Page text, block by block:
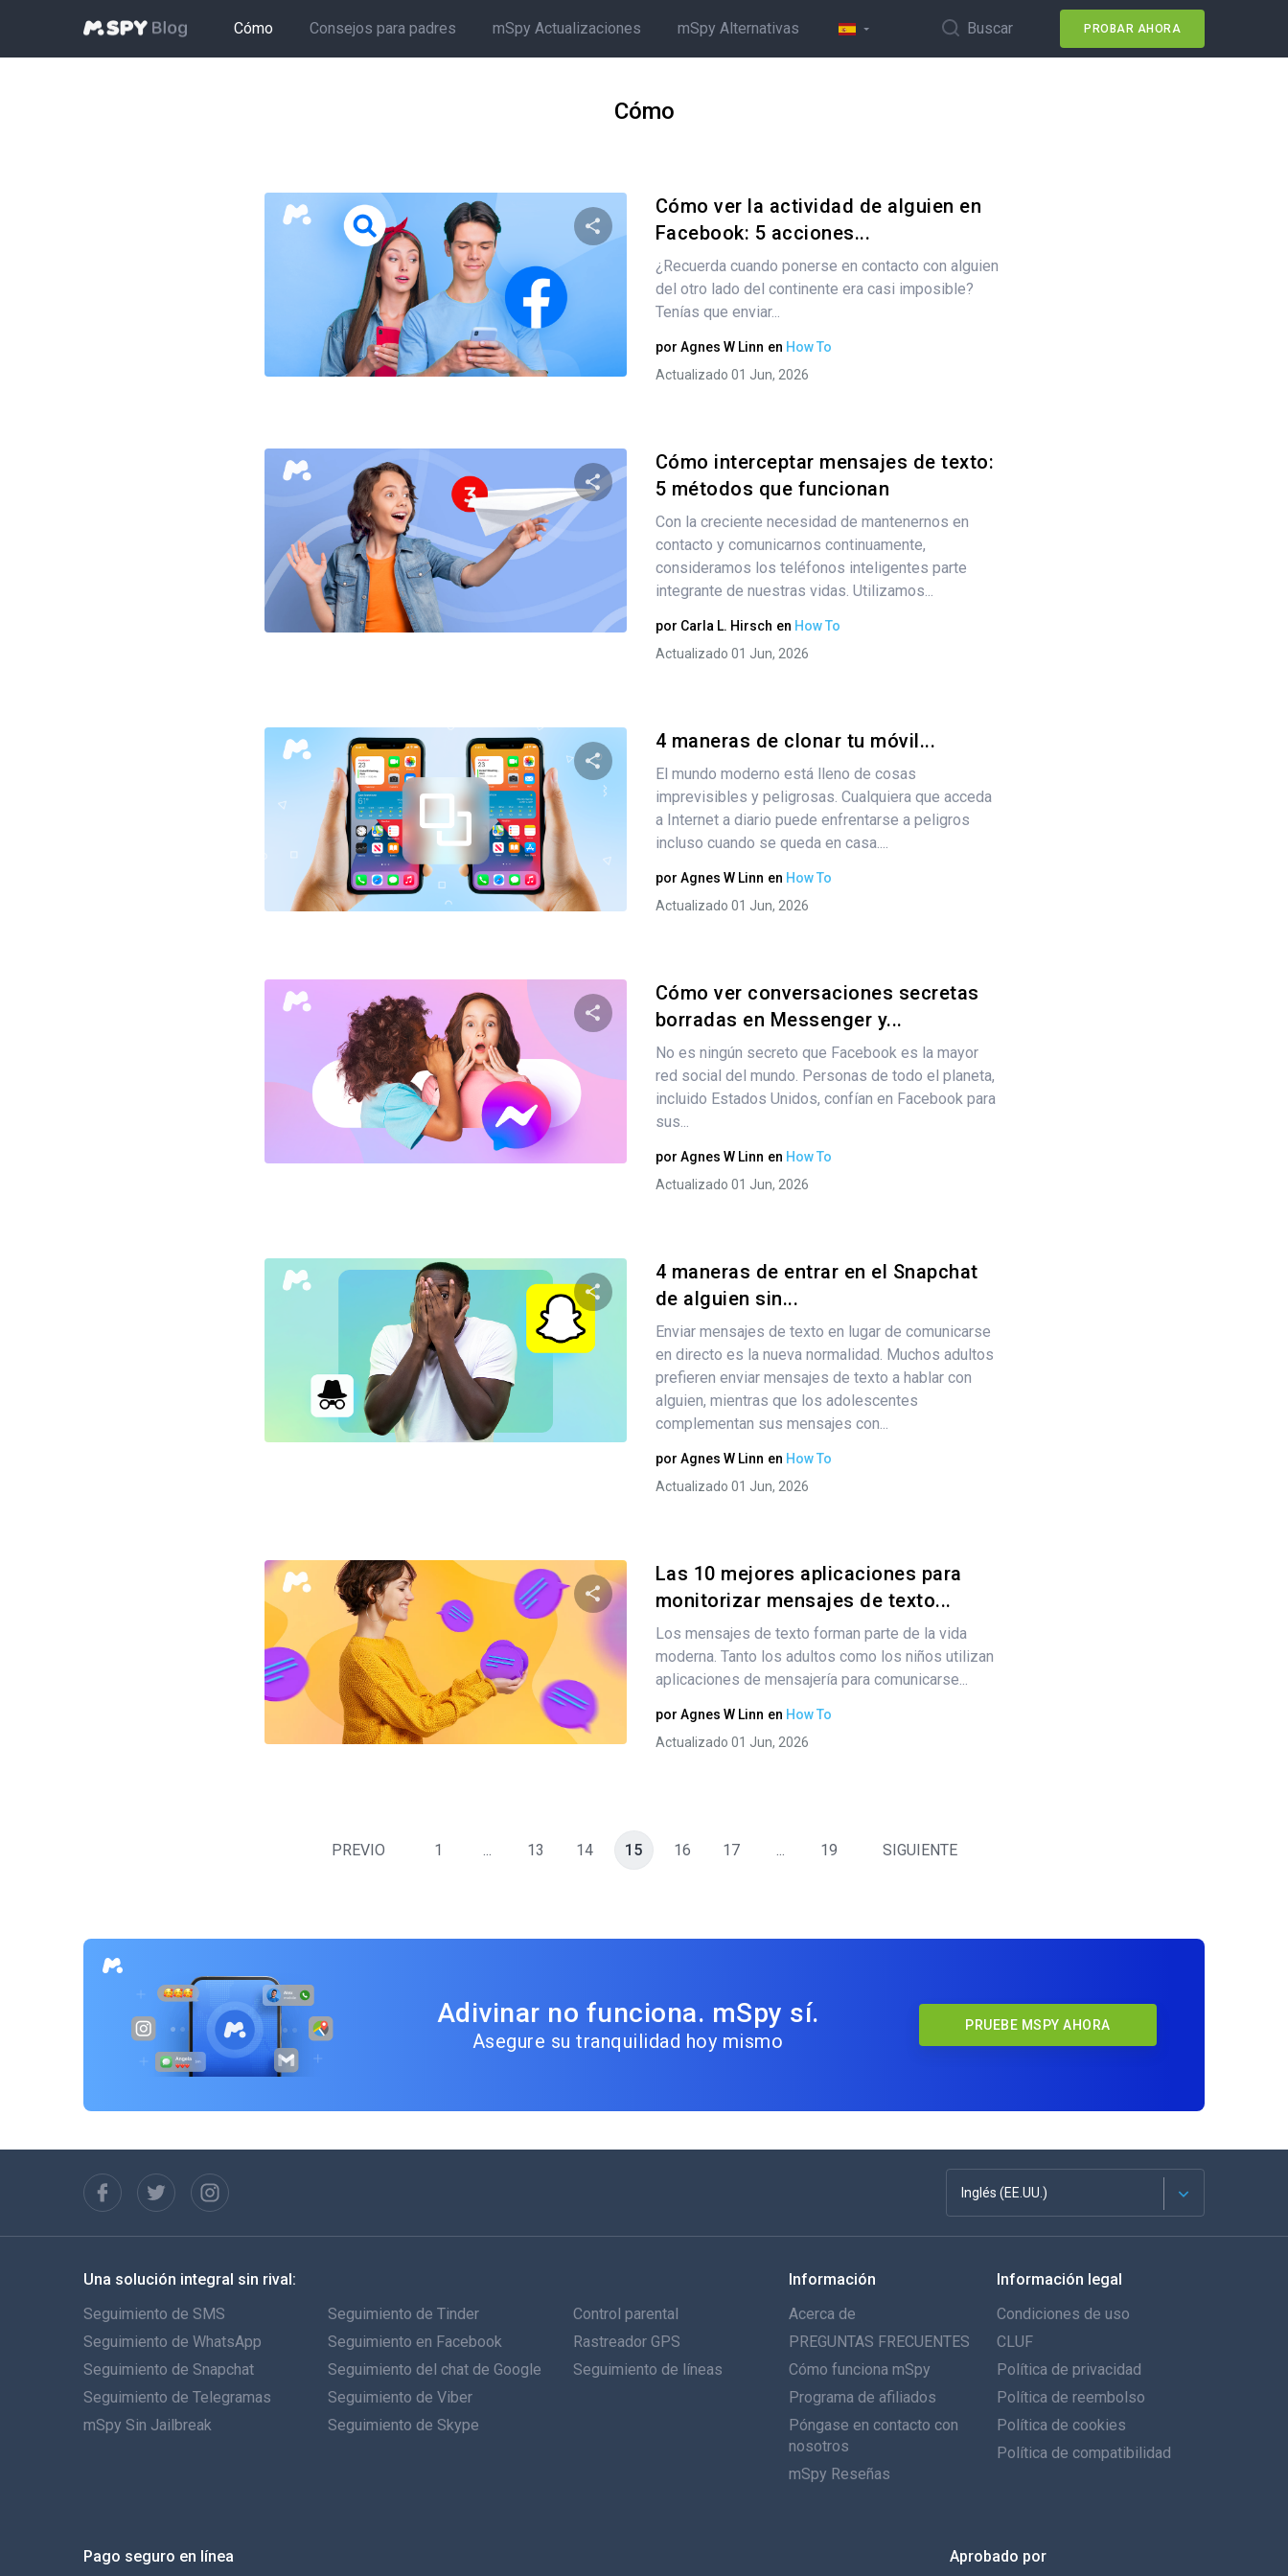
Cómo Consejos para padres mSpy Actualizaciones mSpy Alternativas Buscar PROBAR AHORA
Cómo
Comparte este artículo
Facebook Copiar enlace
Cómo ver la actividad de alguien en
Facebook: 5 acciones...
¿Recuerda cuando ponerse en contacto con alguien
del otro lado del continente era casi imposible?
Tenías que enviar...
por Agnes W Linn en How To
Actualizado 01 Jun, 2026
Comparte este artículo
Twitter
Cómo interceptar mensajes de texto:
5 métodos que funcionan
Con la creciente necesidad de mantenernos en
contacto y comunicarnos continuamente,
consideramos los teléfonos inteligentes parte
integrante de nuestras vidas. Utilizamos...
por Carla L. Hirsch en How To
Actualizado 01 Jun, 2026
Comparte este artículo
Twitter Facebook
4 maneras de clonar tu móvil...
El mundo moderno está lleno de cosas
imprevisibles y peligrosas. Cualquiera que acceda
a Internet a diario puede enfrentarse a peligros
incluso cuando se queda en casa....
por Agnes W Linn en How To
Actualizado 01 Jun, 2026
Comparte este artículo
Cómo ver conversaciones secretas
borradas en Messenger y...
No es ningún secreto que Facebook es la mayor
red social del mundo. Personas de todo el planeta,
incluido Estados Unidos, confían en Facebook para
sus...
por Agnes W Linn en How To
Actualizado 01 Jun, 2026
Comparte este artículo
Facebook Copiar enlace
4 maneras de entrar en el Snapchat
de alguien sin...
Enviar mensajes de texto en lugar de comunicarse
en directo es la nueva normalidad. Muchos adultos
prefieren enviar mensajes de texto a hablar con
alguien, mientras que los adolescentes
complementan sus mensajes con...
por Agnes W Linn en How To
Actualizado 01 Jun, 2026
Comparte este artículo
Twitter Facebook Copiar enlace
Las 10 mejores aplicaciones para
monitorizar mensajes de texto...
Los mensajes de texto forman parte de la vida
moderna. Tanto los adultos como los niños utilizan
aplicaciones de mensajería para comunicarse...
por Agnes W Linn en How To
Actualizado 01 Jun, 2026
PREVIO 1 ... 13 14 15 16 17 ... 19 SIGUIENTE
Adivinar no funciona. mSpy sí.
Asegure su tranquilidad hoy mismo
PRUEBE MSPY AHORA
Inglés (EE.UU.)
Français
English
Português
Italiano
Türkçe
Una solución integral sin rival:
Seguimiento de SMS
Seguimiento de WhatsApp
Seguimiento de Snapchat
Seguimiento de Telegramas
mSpy Sin Jailbreak
Seguimiento de Tinder
Seguimiento en Facebook
Seguimiento del chat de Google
Seguimiento de Viber
Seguimiento de Skype
Control parental
Rastreador GPS
Seguimiento de líneas
Información
Acerca de
PREGUNTAS FRECUENTES
Cómo funciona mSpy
Programa de afiliados
Póngase en contacto con
nosotros
mSpy Reseñas
Información legal
Condiciones de uso
CLUF
Política de privacidad
Política de reembolso
Política de cookies
Política de compatibilidad
Pago seguro en línea Aprobado por